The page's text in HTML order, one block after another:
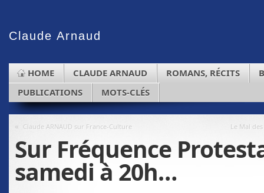
Claude Arnaud
HOME CLAUDE ARNAUD ROMANS, RÉCITS
PUBLICATIONS
MOTS-CLÉS
« Claude ARNAUD sur France-Culture Le Mal
Sur Fréquence
samedi à 20h…